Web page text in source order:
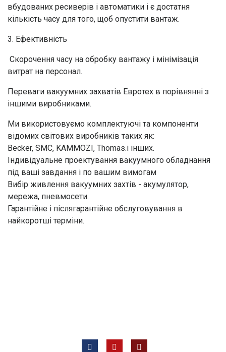
вбудованих ресиверів і автоматики і є достатня
кількість часу для того, щоб опустити вантаж.
3. Ефективність
Скорочення часу на обробку вантажу і мінімізація
витрат на персонал.
Переваги вакуумних захватів Евротех в порівнянні з
іншими виробниками.
Ми використовуємо комплектуючі та компоненти
відомих світових виробників таких як:
Becker, SMC, KAMMOZI, Thomas.і інших.
Індивідуальне проектування вакуумного обладнання
під ваші завдання і по вашим вимогам
Вибір живлення вакуумних захтів - акумулятор,
мережа, пневмосети.
Гарантійне і післягарантійне обслуговування в
найкоротші терміни.